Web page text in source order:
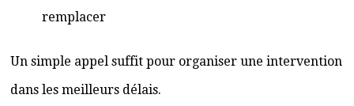
remplacer
Un simple appel suffit pour organiser une intervention
dans les meilleurs délais.